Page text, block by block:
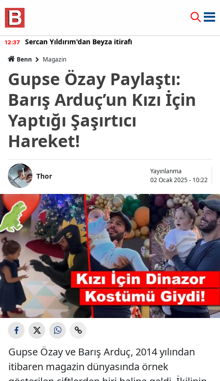
12:37 Sercan Yıldırım'dan Beyza itirafı
Benn Magazin
Gupse Özay Paylaştı:
Barış Arduç’un Kızı İçin
Yaptığı Şaşırtıcı
Hareket!
Thor
Yayınlanma
02 Ocak 2025 - 10:22
Gupse Özay ve Barış Arduç, 2014 yılından
itibaren magazin dünyasında örnek